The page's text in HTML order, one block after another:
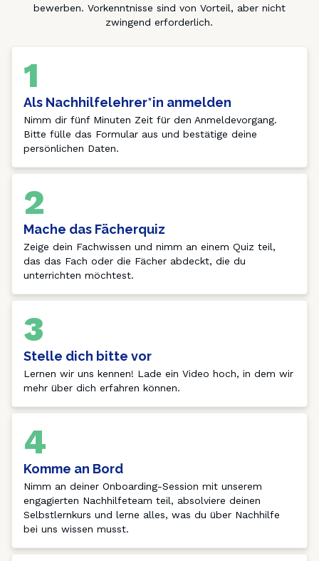
bewerben. Vorkenntnisse sind von Vorteil, aber nicht
zwingend erforderlich.
1
Als Nachhilfelehrer*in anmelden
Nimm dir fünf Minuten Zeit für den Anmeldevorgang.
Bitte fülle das Formular aus und bestätige deine
persönlichen Daten.
2
Mache das Fächerquiz
Zeige dein Fachwissen und nimm an einem Quiz teil,
das das Fach oder die Fächer abdeckt, die du
unterrichten möchtest.
3
Stelle dich bitte vor
Lernen wir uns kennen! Lade ein Video hoch, in dem wir
mehr über dich erfahren können.
4
Komme an Bord
Nimm an deiner Onboarding-Session mit unserem
engagierten Nachhilfeteam teil, absolviere deinen
Selbstlernkurs und lerne alles, was du über Nachhilfe
bei uns wissen musst.